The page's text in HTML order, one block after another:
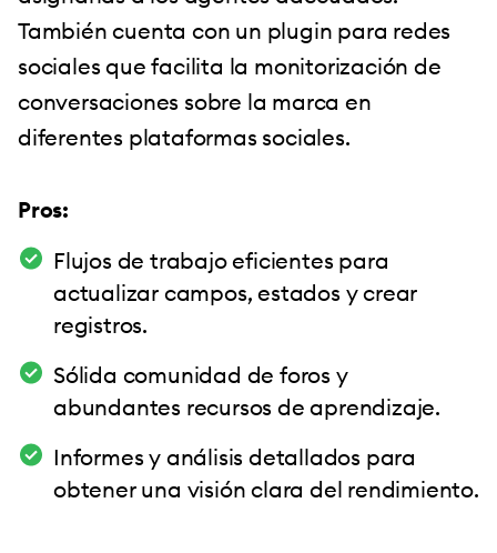
También cuenta con un plugin para redes
sociales que facilita la monitorización de
conversaciones sobre la marca en
diferentes plataformas sociales.
Pros:
Flujos de trabajo eficientes para
actualizar campos, estados y crear
registros.
Sólida comunidad de foros y
abundantes recursos de aprendizaje.
Informes y análisis detallados para
obtener una visión clara del rendimiento.